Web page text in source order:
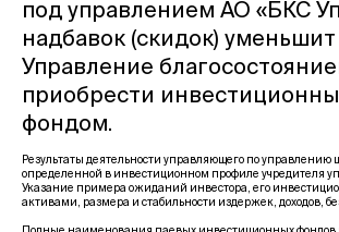
под управлением АО «БКС
надбавок (скидок)
Управление
приобрести
фондом.
Результаты деятельности управляющего по
определенной в инвестиционном профиле учредителя
Указание примера ожиданий инвестора, его
активами, размера и стабильности издержек, доходов,